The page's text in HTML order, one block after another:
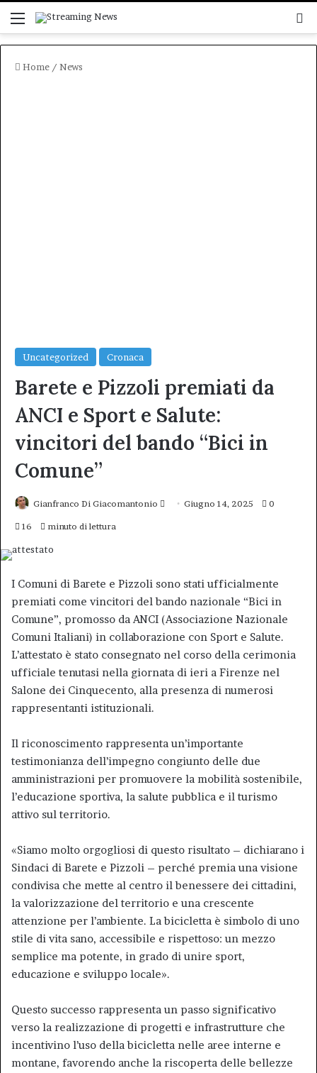
Menu
Home / News
Uncategorized Cronaca
Barete e Pizzoli premiati da
ANCI e Sport e Salute:
vincitori del bando “Bici in
Comune”
Gianfranco Di Giacomantonio
InviaGiugno 14, 2025 0
16 minuto di lettura
I Comuni di Barete e Pizzoli sono stati ufficialmente
premiati come vincitori del bando nazionale “Bici in
Comune”, promosso da ANCI (Associazione Nazionale
Comuni Italiani) in collaborazione con Sport e Salute.
L’attestato è stato consegnato nel corso della cerimonia
ufficiale tenutasi nella giornata di ieri a Firenze nel
Salone dei Cinquecento, alla presenza di numerosi
rappresentanti istituzionali.
Il riconoscimento rappresenta un’importante
testimonianza dell’impegno congiunto delle due
amministrazioni per promuovere la mobilità sostenibile,
l’educazione sportiva, la salute pubblica e il turismo
attivo sul territorio.
«Siamo molto orgogliosi di questo risultato – dichiarano i
Sindaci di Barete e Pizzoli – perché premia una visione
condivisa che mette al centro il benessere dei cittadini,
la valorizzazione del territorio e una crescente
attenzione per l’ambiente. La bicicletta è simbolo di uno
stile di vita sano, accessibile e rispettoso: un mezzo
semplice ma potente, in grado di unire sport,
educazione e sviluppo locale».
Questo successo rappresenta un passo significativo
verso la realizzazione di progetti e infrastrutture che
incentivino l’uso della bicicletta nelle aree interne e
montane, favorendo anche la riscoperta delle bellezze